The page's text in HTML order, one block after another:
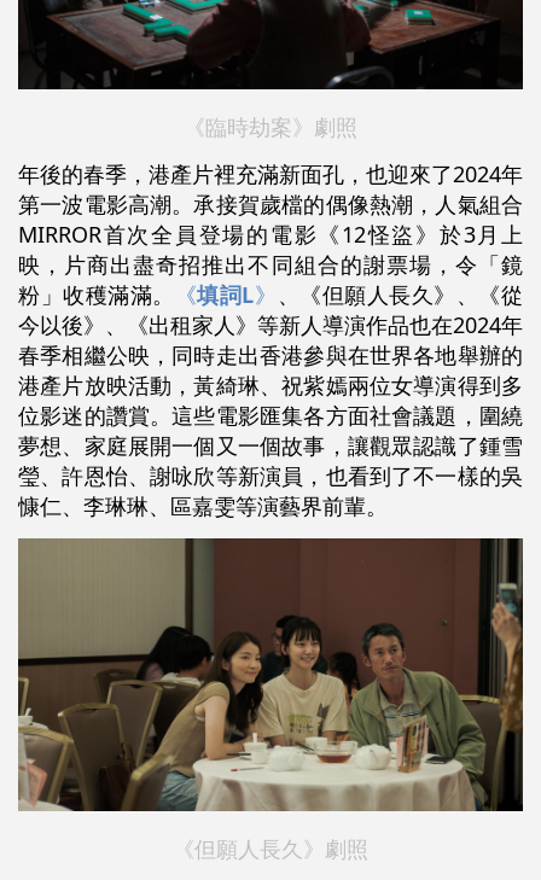
《臨時劫案》劇照
年後的春季，港產片裡充滿新面孔，也迎來了2024年
第一波電影高潮。承接賀歲檔的偶像熱潮，人氣組合
MIRROR首次全員登場的電影《12怪盜》於3月上
映，片商出盡奇招推出不同組合的謝票場，令「鏡
粉」收穫滿滿。
《填詞L》 、《但願人長久》、《從
今以後》、《出租家人》等新人導演作品也在2024年
春季相繼公映，同時走出香港參與在世界各地舉辦的
港產片放映活動，黃綺琳、祝紫嫣兩位女導演得到多
位影迷的讚賞。這些電影匯集各方面社會議題，圍繞
夢想、家庭展開一個又一個故事，讓觀眾認識了鍾雪
瑩、許恩怡、謝咏欣等新演員，也看到了不一樣的吳
慷仁、李琳琳、區嘉雯等演藝界前輩。
《但願人長久》劇照